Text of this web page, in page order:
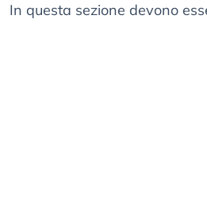
In questa sezione devono